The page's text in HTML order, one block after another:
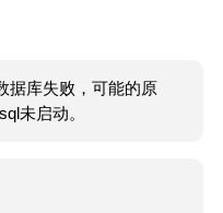
据库失败，可能的原
未启动。